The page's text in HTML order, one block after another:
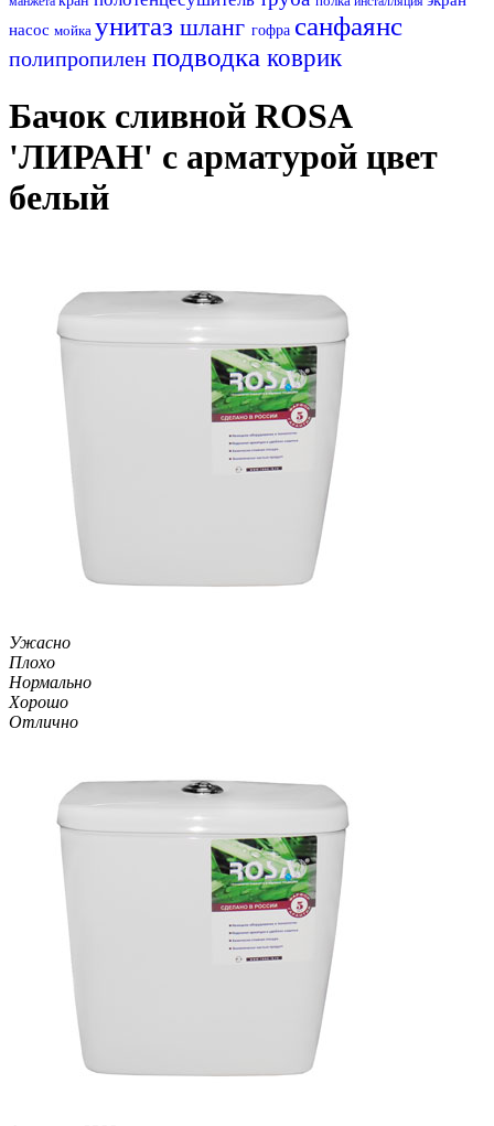
насос мойка унитаз шланг гофра санфаянс
полипропилен подводка коврик
Бачок сливной ROSA
'ЛИРАН' с арматурой цвет
белый
Ужасно
Плохо
Нормально
Хорошо
Отлично